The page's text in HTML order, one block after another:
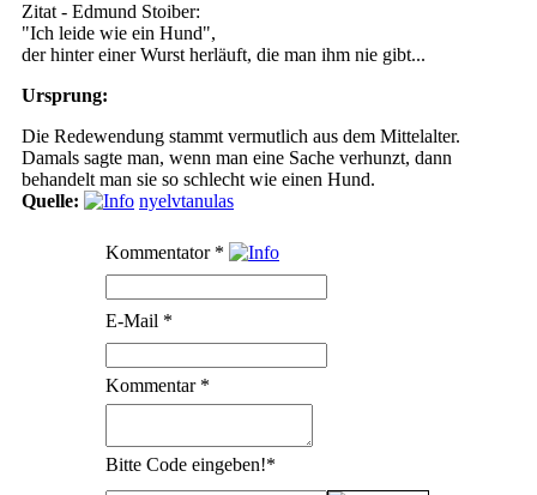
Zitat - Edmund Stoiber:
"Ich leide wie ein Hund",
der hinter einer Wurst herläuft, die man ihm nie gibt...
Ursprung:
Die Redewendung stammt vermutlich aus dem Mittelalter.
Damals sagte man, wenn man eine Sache verhunzt, dann
behandelt man sie so schlecht wie einen Hund.
Quelle:
nyelvtanulas
Kommentator *
E-Mail *
Kommentar *
Bitte Code eingeben!*